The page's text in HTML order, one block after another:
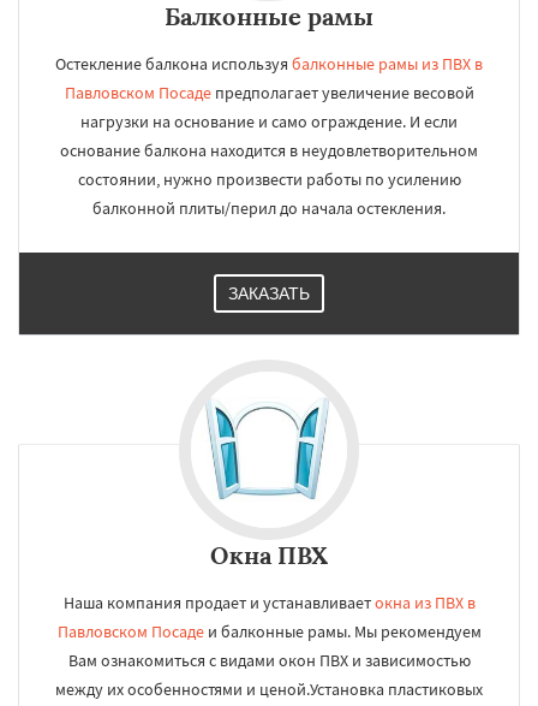
Балконные рамы
Остекление балкона используя балконные рамы из ПВХ в
Павловском Посадепредполагает увеличение весовой
нагрузки на основание и само ограждение. И если
основание балкона находится в неудовлетворительном
состоянии, нужно произвести работы по усилению
балконной плиты/перил до начала остекления.
ЗАКАЗАТЬ
Окна ПВХ
Наша компания продает и устанавливаетокна из ПВХ в
Павловском Посадеи балконные рамы. Мы рекомендуем
Вам ознакомиться с видами окон ПВХ и зависимостью
между их особенностями и ценой.Установка пластиковых